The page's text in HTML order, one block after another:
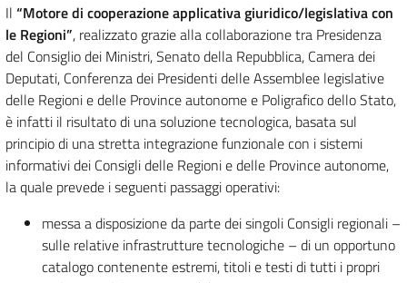
Il “Motore di cooperazione applicativa giuridico/legislativa con
le Regioni”, realizzato grazie alla collaborazione tra Presidenza
del Consiglio dei Ministri, Senato della Repubblica, Camera dei
Deputati, Conferenza dei Presidenti delle Assemblee legislative
delle Regioni e delle Province autonome e Poligrafico dello Stato,
è infatti il risultato di una soluzione tecnologica, basata sul
principio di una stretta integrazione funzionale con i sistemi
informativi dei Consigli delle Regioni e delle Province autonome,
la quale prevede i seguenti passaggi operativi:
messa a disposizione da parte dei singoli Consigli regionali –
sulle relative infrastrutture tecnologiche – di un opportuno
catalogo contenente estremi, titoli e testi di tutti i propri